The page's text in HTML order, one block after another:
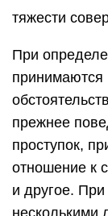
тяжести
При
принимаются
прежнее
проступок,
отношение к
и другое.
несколькими